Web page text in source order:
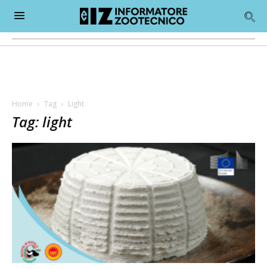
Home Tag Light
Tag: light